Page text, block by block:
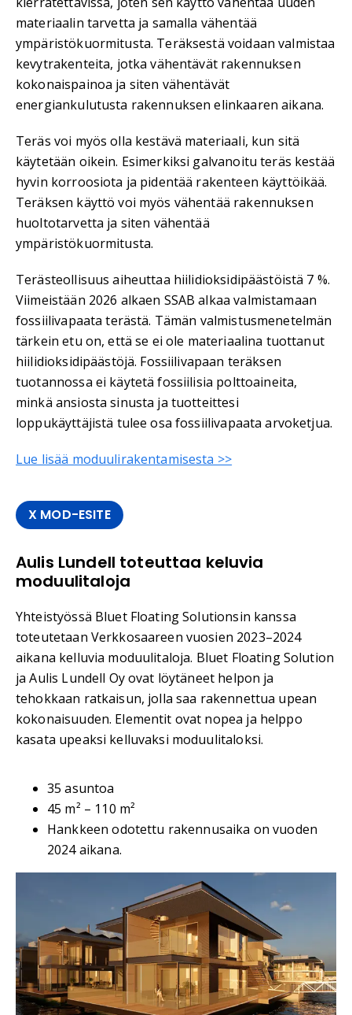
materiaalin tarvetta ja samalla vähentää
ympäristökuormitusta. Teräksestä voidaan valmistaa
kevytrakenteita, jotka vähentävät rakennuksen
kokonaispainoa ja siten vähentävät
energiankulutusta rakennuksen elinkaaren aikana.
Teräs voi myös olla kestävä materiaali, kun sitä
käytetään oikein. Esimerkiksi galvanoitu teräs kestää
hyvin korroosiota ja pidentää rakenteen käyttöikää.
Teräksen käyttö voi myös vähentää rakennuksen
huoltotarvetta ja siten vähentää
ympäristökuormitusta.
Terästeollisuus aiheuttaa hiilidioksidipäästöistä 7 %.
Viimeistään 2026 alkaen SSAB alkaa valmistamaan
fossiilivapaata terästä. Tämän valmistusmenetelmän
tärkein etu on, että se ei ole materiaalina tuottanut
hiilidioksidipäästöjä. Fossiilivapaan teräksen
tuotannossa ei käytetä fossiilisia polttoaineita,
minkä ansiosta sinusta ja tuotteittesi
loppukäyttäjistä tulee osa fossiilivapaata arvoketjua.
Lue lisää moduulirakentamisesta >>
X MOD-ESITE
Aulis Lundell toteuttaa keluvia
moduulitaloja
Yhteistyössä Bluet Floating Solutionsin kanssa
toteutetaan Verkkosaareen vuosien 2023–2024
aikana kelluvia moduulitaloja. Bluet Floating Solution
ja Aulis Lundell Oy ovat löytäneet helpon ja
tehokkaan ratkaisun, jolla saa rakennettua upean
kokonaisuuden. Elementit ovat nopea ja helppo
kasata upeaksi kelluvaksi moduulitaloksi.
35 asuntoa
45 m² – 110 m²
Hankkeen odotettu rakennusaika on vuoden
2024 aikana.